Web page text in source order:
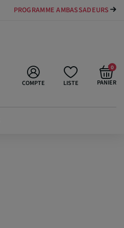
PROGRAMME AMBASSADEURS
LISTE
COMPTE PANIER
0